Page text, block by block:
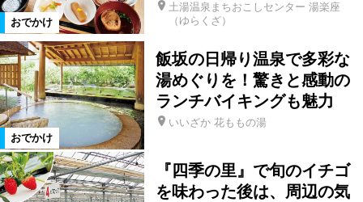
広野町 福島市 二本松市
郡山市 新地町 相馬市
県北エリア 県中エリア 新潟県
三島町 会津エリア 南相馬市
おでかけ
土湯温泉まちおこしセンター 湯楽座
（ゆらくざ）
おでかけ
飯坂の日帰り温泉で多彩な
湯めぐりを！驚きと感動の
ランチバイキングも魅力
いいざか 花ももの湯
『四季の里』で旬のイチゴ
を味わった後は、周辺の気